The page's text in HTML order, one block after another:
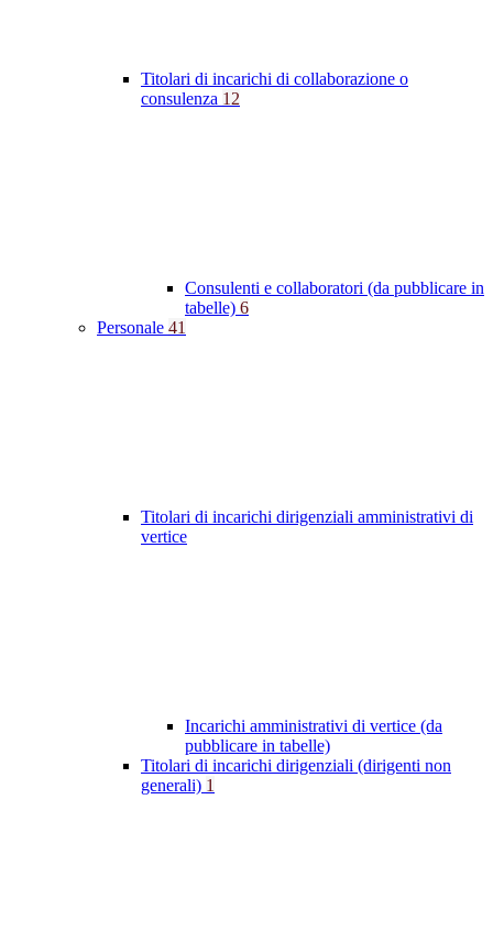
Titolari di incarichi di collaborazione o
consulenza 12
Consulenti e collaboratori (da pubblicare in
tabelle) 6
Personale 41
Titolari di incarichi dirigenziali amministrativi di
vertice
Incarichi amministrativi di vertice (da
pubblicare in tabelle)
Titolari di incarichi dirigenziali (dirigenti non
generali) 1